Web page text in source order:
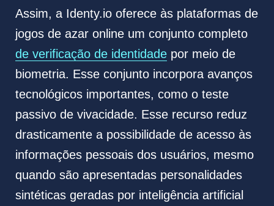
Assim, a Identy.io oferece às plataformas de
jogos de azar online um conjunto completo
de verificação de identidadepor meio de
biometria. Esse conjunto incorpora avanços
tecnológicos importantes, como o teste
passivo de vivacidade. Esse recurso reduz
drasticamente a possibilidade de acesso às
informações pessoais dos usuários, mesmo
quando são apresentadas personalidades
sintéticas geradas por inteligência artificial